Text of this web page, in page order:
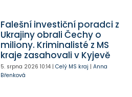
Falešní investiční poradci z
Ukrajiny obrali Čechy o
miliony. Kriminalisté z MS
kraje zasahovali v Kyjevě
5. srpna 2026 10:14| Celý MS kraj | Anna
Břenková